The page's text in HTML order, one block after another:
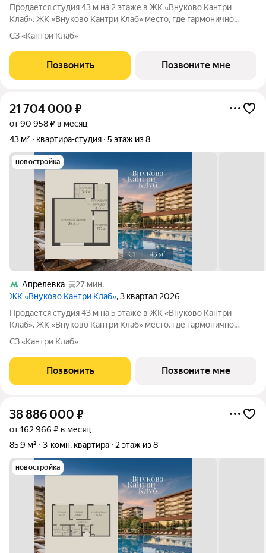
Продается студия 43 м на 2 этаже в ЖК «Внуково Кантри
Клаб». ЖК «Внуково Кантри Клаб» место, где гармонично
сочетаются природная идиллия и удобства современного
мегаполиса. Пространство, созданное для тех, кто ценит
уединение, премиальный сервис и
СЗ «Кантри Клаб»
Позвонить Позвоните мне
21 704 000 ₽
от 90 958 ₽ в месяц
43 м²
квартира-студия 5 этаж из 8
новостройка
Апрелевка
27 мин.
ЖК «Внуково Кантри Клаб», 3 квартал 2026
Продается студия 43 м на 5 этаже в ЖК «Внуково Кантри
Клаб». ЖК «Внуково Кантри Клаб» место, где гармонично
сочетаются природная идиллия и удобства современного
мегаполиса. Пространство, созданное для тех, кто ценит
уединение, премиальный сервис и
СЗ «Кантри Клаб»
Позвонить Позвоните мне
38 886 000 ₽
от 162 966 ₽ в месяц
85,9 м²
3-комн. квартира 2 этаж из 8
новостройка